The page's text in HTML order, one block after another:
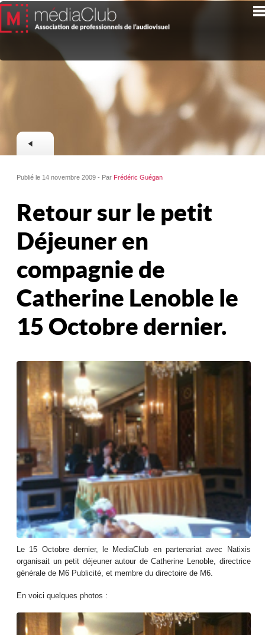
Publié le 14 novembre 2009 - Par Frédéric Guégan
Retour sur le petit
Déjeuner en
compagnie de
Catherine Lenoble le
15 Octobre dernier.
Le 15 Octobre dernier, le MediaClub en partenariat avec Natixis
organisait un petit déjeuner autour de Catherine Lenoble, directrice
générale de M6 Publicité, et membre du directoire de M6.
En voici quelques photos :